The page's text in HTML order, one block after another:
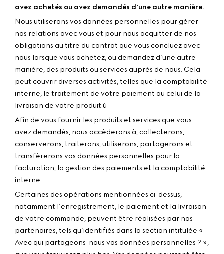
avez achetés ou avez demandés d’une autre manière.
Nous utiliserons vos données personnelles pour gérer
nos relations avec vous et pour nous acquitter de nos
obligations au titre du contrat que vous concluez avec
nous lorsque vous achetez, ou demandez d’une autre
manière, des produits ou services auprès de nous. Cela
peut couvrir diverses activités, telles que la comptabilité
interne, le traitement de votre paiement ou celui de la
livraison de votre produit.ù
Afin de vous fournir les produits et services que vous
avez demandés, nous accèderons à, collecterons,
conserverons, traiterons, utiliserons, partagerons et
transfèrerons vos données personnelles pour la
facturation, la gestion des paiements et la comptabilité
interne.
Certaines des opérations mentionnées ci-dessus,
notamment l’enregistrement, le paiement et la livraison
de votre commande, peuvent être réalisées par nos
partenaires, tels qu’identifiés dans la section intitulée «
Avec qui partageons-nous vos données personnelles ? »,